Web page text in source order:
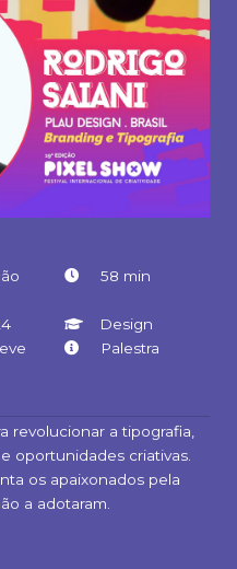
58 min
Design
Palestra
revolucionar a tipografia,
oportunidades criativas.
os apaixonados pela
a adotaram.